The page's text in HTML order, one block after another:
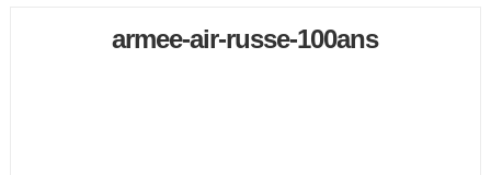
armee-air-russe-100ans